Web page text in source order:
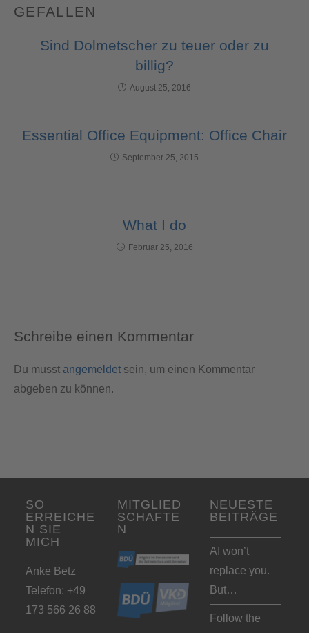
GEFALLEN
Sind Dolmetscher zu teuer oder zu
billig?
August 25, 2016
Essential Office Equipment: Office Chair
September 25, 2015
What I do
Februar 25, 2016
Schreibe einen Kommentar
Du musst angemeldet sein, um einen Kommentar
abgeben zu können.
SO
ERREICHE
N SIE
MICH
Anke Betz
Telefon: +49
173 566 26 88
MITGLIED
SCHAFTE
N
NEUESTE
BEITRÄGE
AI won’t
replace you.
But…
Follow the